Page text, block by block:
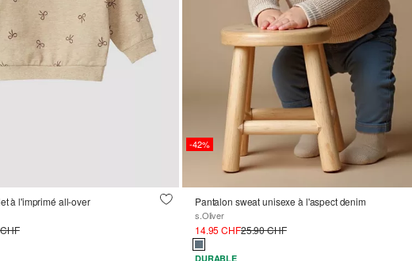
à l'imprimé all-over
-42%
Pantalon sweat unisexe à l'aspect denim
s.Oliver
14.95 CHF25.90 CHF
DURABLE